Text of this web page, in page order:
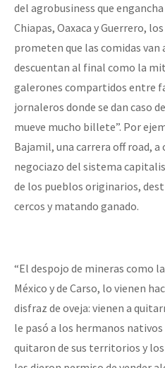
del agrobusiness que
Chiapas, Oaxaca y Guerrero,
prometen que las comidas van
descuentan al final como la
galerones compartidos entre
jornaleros donde se dan caso
mueve mucho billete”. Por
Bajamil, una carrera off road, a
negociazo del sistema
de los pueblos originarios,
cercos y matando ganado.
“El despojo de mineras como
México y de Carso, lo vienen
disfraz de oveja: vienen a
le pasó a los hermanos
quitaron de sus territorios y